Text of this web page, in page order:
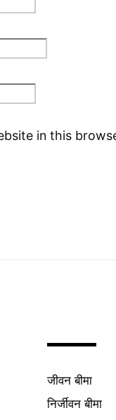
in this
जीवन बीमा
निर्जीवन बीमा